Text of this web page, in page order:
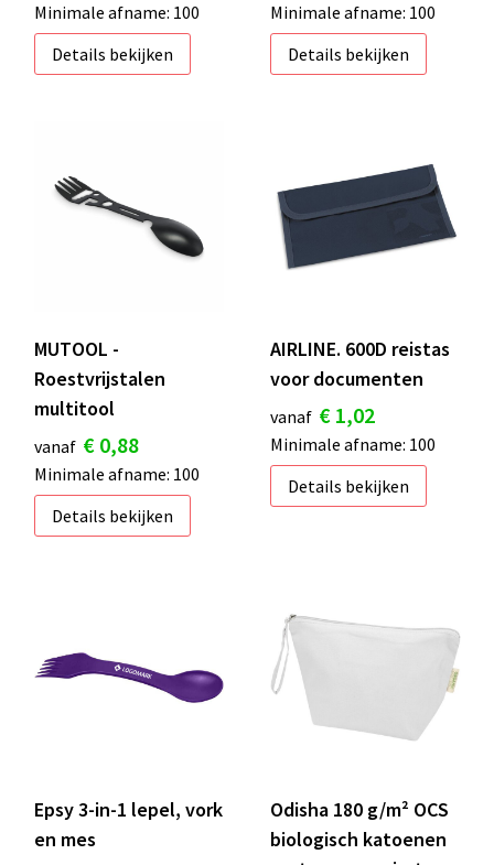
Minimale afname: 100
Details bekijken
Minimale afname: 100
Details bekijken
MUTOOL -
Roestvrijstalen
multitool
vanaf € 0,88
Minimale afname: 100
Details bekijken
AIRLINE. 600D reistas
voor documenten
vanaf € 1,02
Minimale afname: 100
Details bekijken
Epsy 3-in-1 lepel, vork
en mes
Odisha 180 g/m² OCS
biologisch katoenen